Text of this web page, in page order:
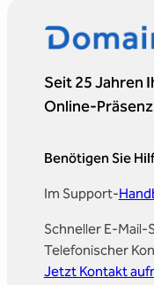
Seit 25 Jahren
Online-
Benötigen Sie
Im Support-
Schneller E-Mail-
Telefonischer
Jetzt Kontakt